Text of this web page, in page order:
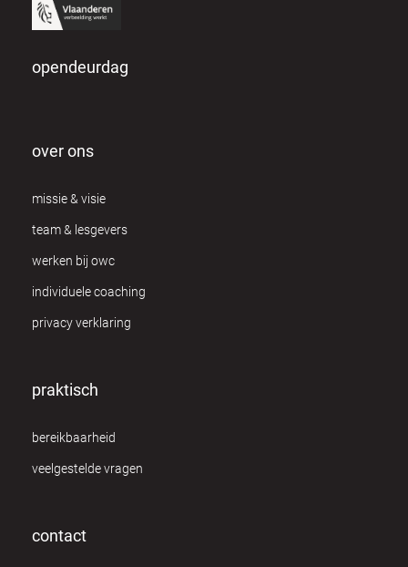
opendeurdag
over ons
missie & visie
team & lesgevers
werken bij owc
individuele coaching
privacy verklaring
praktisch
bereikbaarheid
veelgestelde vragen
contact